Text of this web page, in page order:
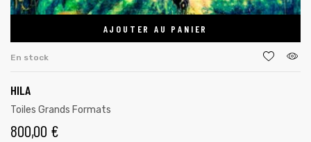
AJOUTER AU PANIER
En stock
HILA
Toiles Grands Formats
800,00 €